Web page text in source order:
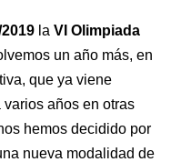
laVI Olimpiada
un año más, en
que ya viene
años en otras
hemos decidido por
nueva modalidad de